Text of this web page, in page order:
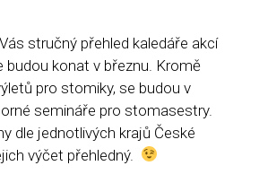
stručný přehled kaledáře akcí
budou konat v březnu. Kromě
pro stomiky, se budou v
semináře pro stomasestry.
dle jednotlivých krajů České
výčet přehledný.